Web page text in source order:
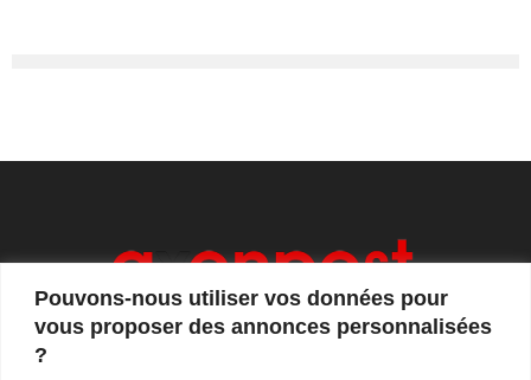
Pouvons-nous utiliser vos données pour
vous proposer des annonces personnalisées
?